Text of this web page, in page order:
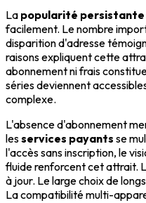
La popularité persistante
facilement. Le nombre
disparition d'adresse
raisons expliquent cette
abonnement ni frais
séries deviennent
complexe.
L'absence d'abonnement
lesservices payants se
l'accès sans inscription, le
fluide renforcent cet attrait.
à jour. Le large choix de
La compatibilité multi-